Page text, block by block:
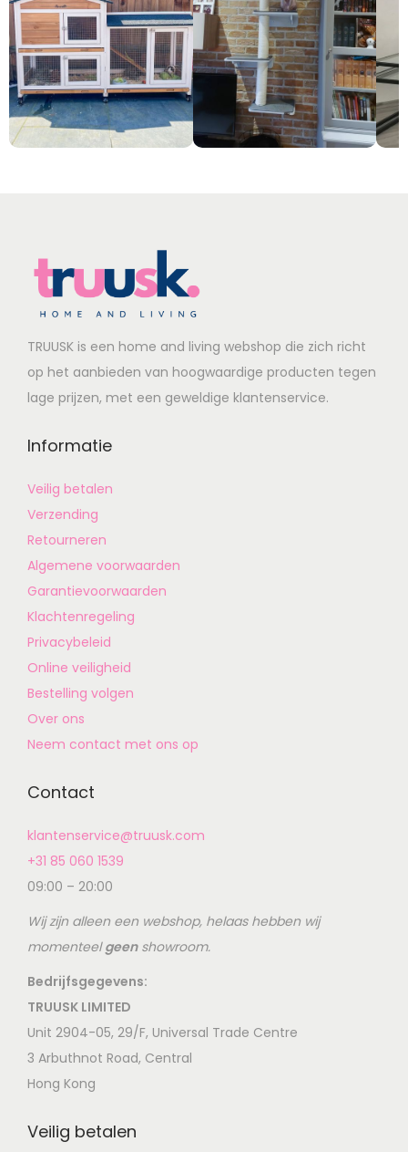
TRUUSK is een home and living webshop die zich richt
op het aanbieden van hoogwaardige producten tegen
lage prijzen, met een geweldige klantenservice.
Informatie
Veilig betalen
Verzending
Retourneren
Algemene voorwaarden
Garantievoorwaarden
Klachtenregeling
Privacybeleid
Online veiligheid
Bestelling volgen
Over ons
Neem contact met ons op
Contact
klantenservice@truusk.com
+31 85 060 1539
09:00 – 20:00
Wij zijn alleen een webshop, helaas hebben wij
momenteelgeenshowroom.
Bedrijfsgegevens:
TRUUSK LIMITED
Unit 2904-05, 29/F, Universal Trade Centre
3 Arbuthnot Road, Central
Hong Kong
Veilig betalen